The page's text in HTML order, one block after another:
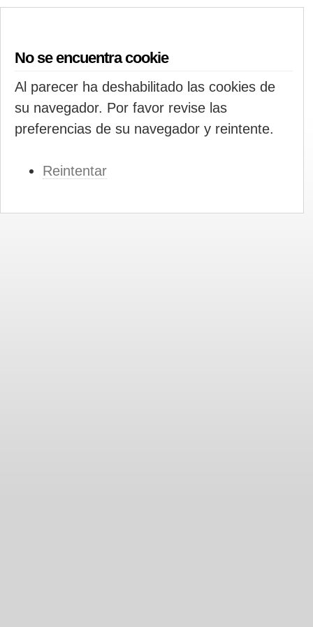
No se encuentra cookie
Al parecer ha deshabilitado las cookies de
su navegador. Por favor revise las
preferencias de su navegador y reintente.
Reintentar